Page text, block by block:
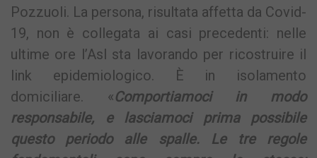
Pozzuoli. La persona, risultata affetta da Covid-
19, non è collegata ai casi precedenti: nelle
ultime ore l’Asl sta lavorando per ricostruire il
link epidemiologico. È in isolamento
domiciliare. «Comportiamoci in modo
responsabile, e lasciamoci prima possibile
questo periodo alle spalle. Le tre regole